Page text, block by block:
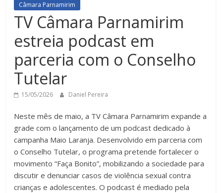
Câmara Parnamirim
TV Câmara Parnamirim
estreia podcast em
parceria com o Conselho
Tutelar
15/05/2026 Daniel Pereira
Neste mês de maio, a TV Câmara Parnamirim expande a
grade com o lançamento de um podcast dedicado à
campanha Maio Laranja. Desenvolvido em parceria com
o Conselho Tutelar, o programa pretende fortalecer o
movimento “Faça Bonito”, mobilizando a sociedade para
discutir e denunciar casos de violência sexual contra
crianças e adolescentes. O podcast é mediado pela